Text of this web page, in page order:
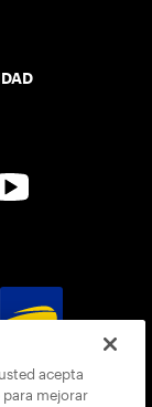
acepta
para mejorar